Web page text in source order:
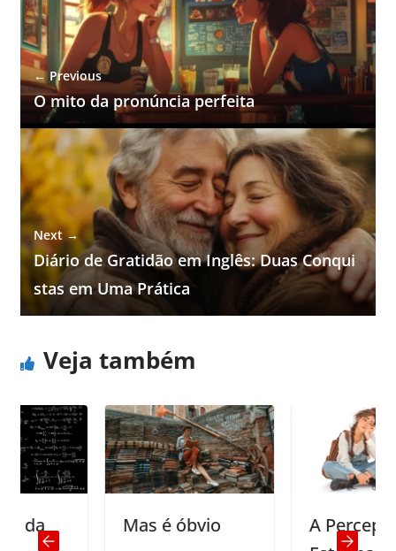
← Previous
O mito da pronúncia perfeita
Next →
Diário de Gratidão em Inglês: Duas Conqui
stas em Uma Prática
Veja também
Mas é óbvio
A Percepção de